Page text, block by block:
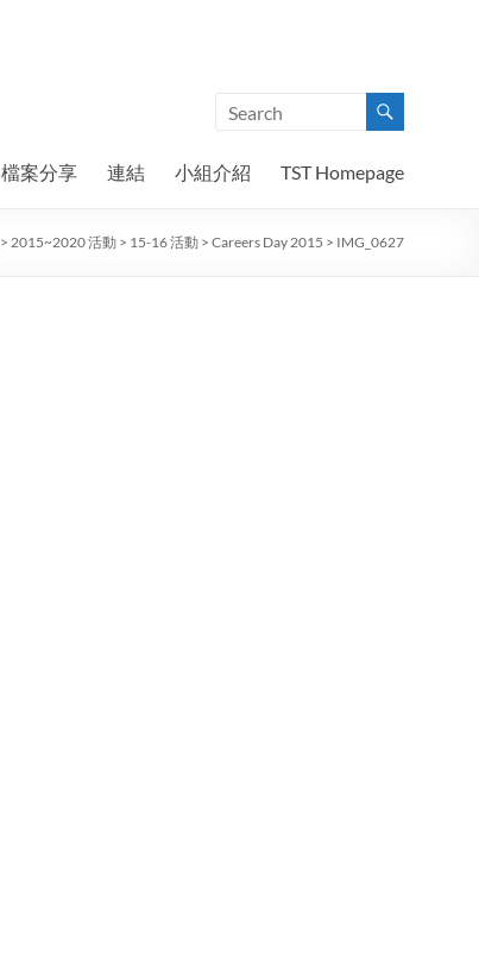
檔案分享 連結 小組介紹 TST Homepage
> 2015~2020 活動 > 15-16 活動 > Careers Day 2015 > IMG_0627